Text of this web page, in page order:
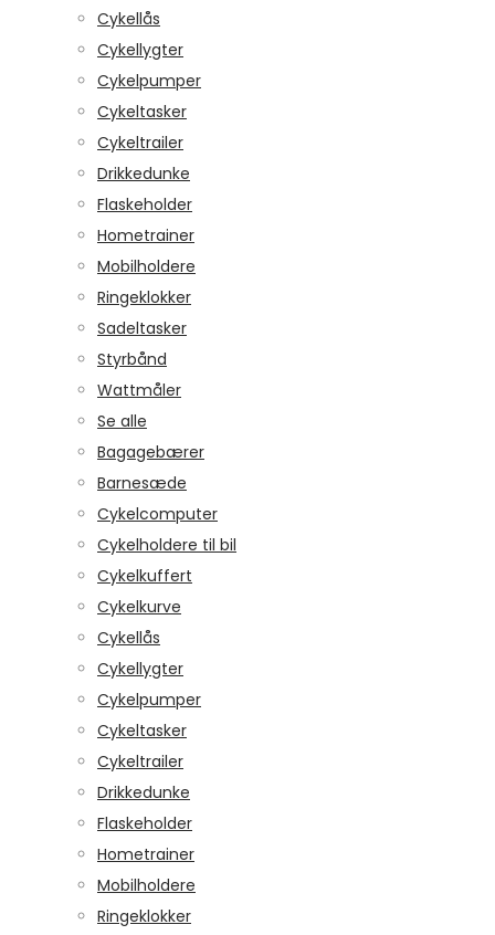
Cykellås
Cykellygter
Cykelpumper
Cykeltasker
Cykeltrailer
Drikkedunke
Flaskeholder
Hometrainer
Mobilholdere
Ringeklokker
Sadeltasker
Styrbånd
Wattmåler
Se alle
Bagagebærer
Barnesæde
Cykelcomputer
Cykelholdere til bil
Cykelkuffert
Cykelkurve
Cykellås
Cykellygter
Cykelpumper
Cykeltasker
Cykeltrailer
Drikkedunke
Flaskeholder
Hometrainer
Mobilholdere
Ringeklokker